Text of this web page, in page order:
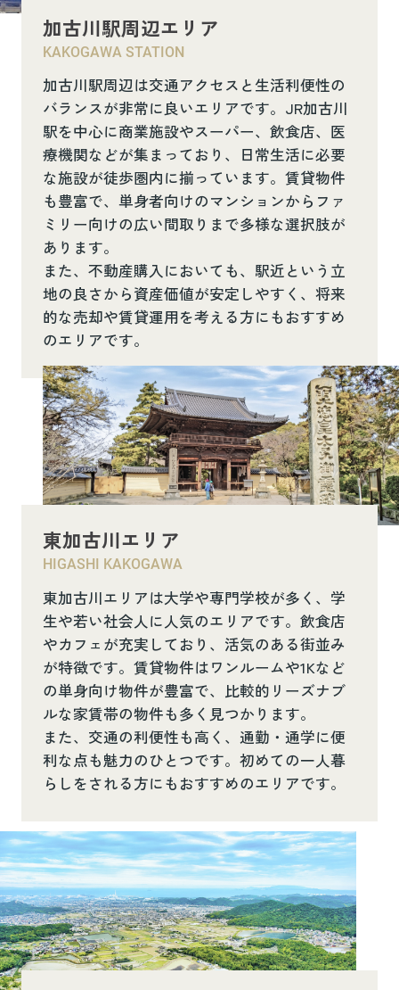
加古川駅周辺エリア
KAKOGAWA STATION
加古川駅周辺は交通アクセスと生活利便性の
バランスが非常に良いエリアです。JR加古川
駅を中心に商業施設やスーパー、飲食店、医
療機関などが集まっており、日常生活に必要
な施設が徒歩圏内に揃っています。賃貸物件
も豊富で、単身者向けのマンションからファ
ミリー向けの広い間取りまで多様な選択肢が
あります。
また、不動産購入においても、駅近という立
地の良さから資産価値が安定しやすく、将来
的な売却や賃貸運用を考える方にもおすすめ
のエリアです。
東加古川エリア
HIGASHI KAKOGAWA
東加古川エリアは大学や専門学校が多く、学
生や若い社会人に人気のエリアです。飲食店
やカフェが充実しており、活気のある街並み
が特徴です。賃貸物件はワンルームや1Kなど
の単身向け物件が豊富で、比較的リーズナブ
ルな家賃帯の物件も多く見つかります。
また、交通の利便性も高く、通勤・通学に便
利な点も魅力のひとつです。初めての一人暮
らしをされる方にもおすすめのエリアです。